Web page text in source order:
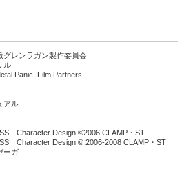
レンラガン製作委員会
ル
Panic! Film Partners
アル
Character Design ©2006 CLAMP・ST
Character Design © 2006-2008 CLAMP・ST
ーガ